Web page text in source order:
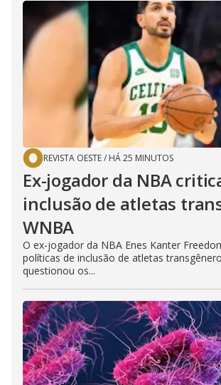
d
e
o
REVISTA OESTE/ HÁ 25 MINUTOS
Ex-jogador da NBA
inclusão de atletas
WNBA
O ex-jogador da NBA Enes Kanter
políticas de inclusão de atletas
questionou os...